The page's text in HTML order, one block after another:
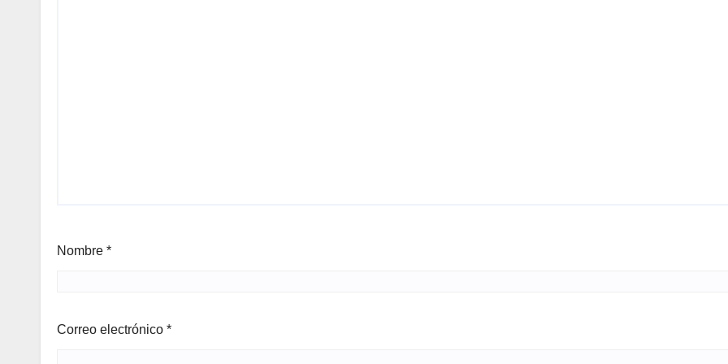
Nombre *
Correo electrónico *